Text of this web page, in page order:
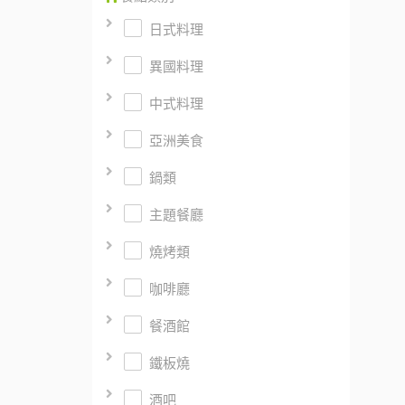
日式料理
異國料理
中式料理
亞洲美食
鍋類
主題餐廳
燒烤類
咖啡廳
餐酒館
鐵板燒
酒吧